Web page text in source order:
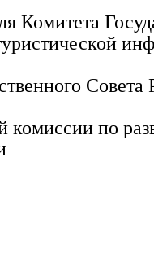
Комитета
комиссии по